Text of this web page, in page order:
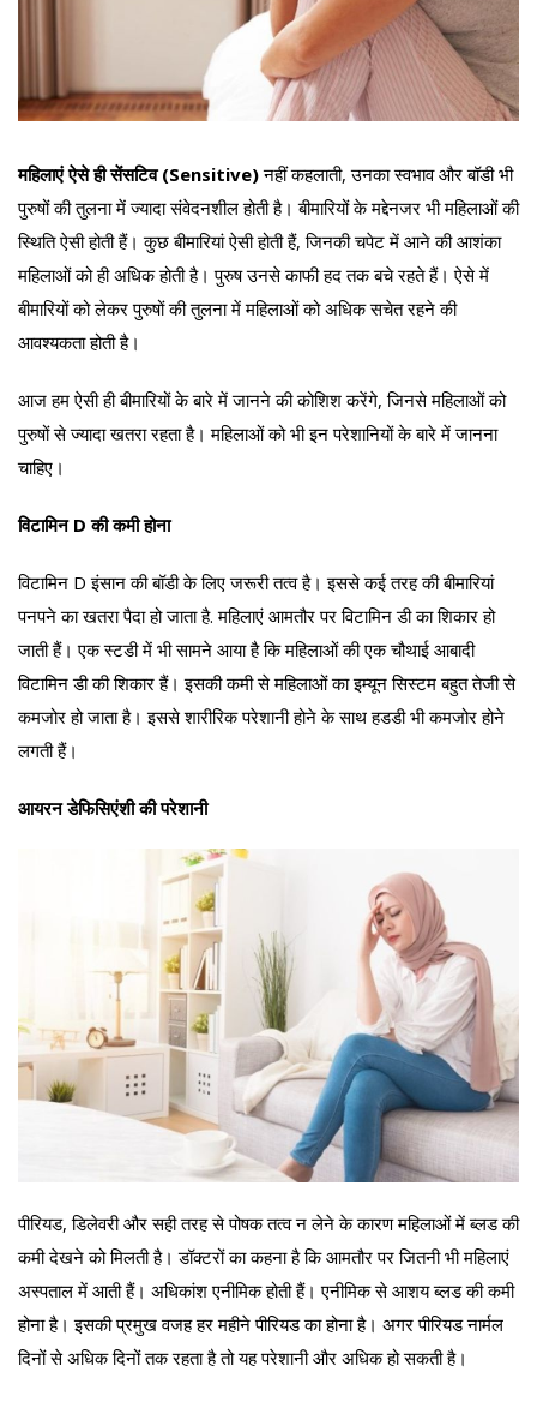
महिलाएं ऐसे ही सेंसटिव (Sensitive)नहीं कहलाती, उनका स्वभाव और बॉडी भी
पुरुषों की तुलना में ज्यादा संवेदनशील होती है। बीमारियों के मद्देनजर भी महिलाओं की
स्थिति ऐसी होती हैं। कुछ बीमारियां ऐसी होती हैं, जिनकी चपेट में आने की आशंका
महिलाओं को ही अधिक होती है। पुरुष उनसे काफी हद तक बचे रहते हैं। ऐसे में
बीमारियों को लेकर पुरुषों की तुलना में महिलाओं को अधिक सचेत रहने की
आवश्यकता होती है।
आज हम ऐसी ही बीमारियों के बारे में जानने की कोशिश करेंगे, जिनसे महिलाओं को
पुरुषों से ज्यादा खतरा रहता है। महिलाओं को भी इन परेशानियों के बारे में जानना
चाहिए।
विटामिन D की कमी होना
विटामिन D इंसान की बॉडी के लिए जरूरी तत्व है। इससे कई तरह की बीमारियां
पनपने का खतरा पैदा हो जाता है. महिलाएं आमतौर पर विटामिन डी का शिकार हो
जाती हैं। एक स्टडी में भी सामने आया है कि महिलाओं की एक चौथाई आबादी
विटामिन डी की शिकार हैं। इसकी कमी से महिलाओं का इम्यून सिस्टम बहुत तेजी से
कमजोर हो जाता है। इससे शारीरिक परेशानी होने के साथ हडडी भी कमजोर होने
लगती हैं।
आयरन डेफिसिएंशी की परेशानी
पीरियड, डिलेवरी और सही तरह से पोषक तत्व न लेने के कारण महिलाओं में ब्लड की
कमी देखने को मिलती है। डॉक्टरों का कहना है कि आमतौर पर जितनी भी महिलाएं
अस्पताल में आती हैं। अधिकांश एनीमिक होती हैं। एनीमिक से आशय ब्लड की कमी
होना है। इसकी प्रमुख वजह हर महीने पीरियड का होना है। अगर पीरियड नार्मल
दिनों से अधिक दिनों तक रहता है तो यह परेशानी और अधिक हो सकती है।